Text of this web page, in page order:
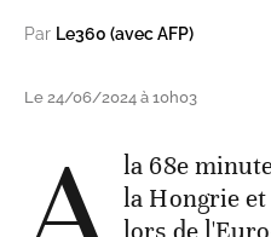
Par Le360 (avec AFP)
Le 24/06/2024 à 10h03
la 68e
la Hongrie